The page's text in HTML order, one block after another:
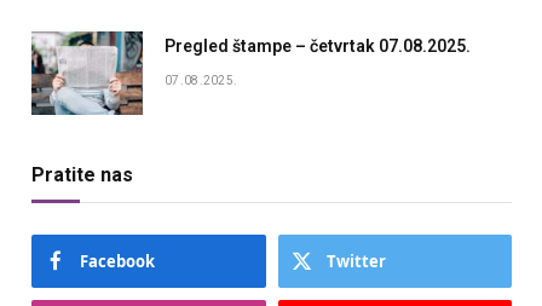
Pregled štampe – četvrtak 07.08.2025.
07.08.2025.
Pratite nas
Facebook Twitter